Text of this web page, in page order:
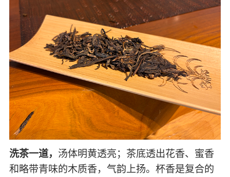
洗茶一道， 汤体明黄透亮；茶底透出花香、蜜香
和略带青味的木质香，气韵上扬。杯香是复合的